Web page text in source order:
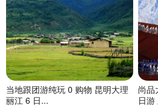
当地跟团游纯玩 0 购物 昆明大理
丽江 6 日...
尚品
日游